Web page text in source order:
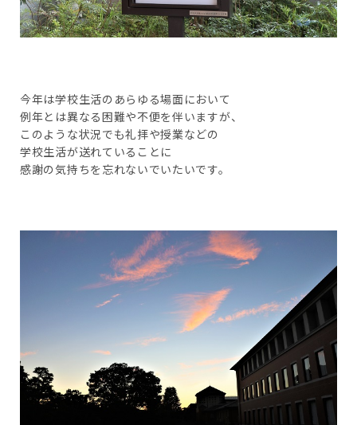
今年は学校生活のあらゆる場面において
例年とは異なる困難や不便を伴いますが、
このような状況でも礼拝や授業などの
学校生活が送れていることに
感謝の気持ちを忘れないでいたいです。